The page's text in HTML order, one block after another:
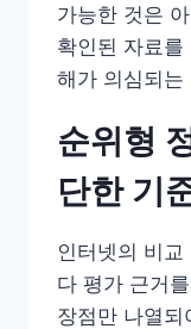
가능한 것은
확인된 자료를
해가 의심되는
순위형
단한 기
인터넷의 비
다 평가 근거
장점만 나열